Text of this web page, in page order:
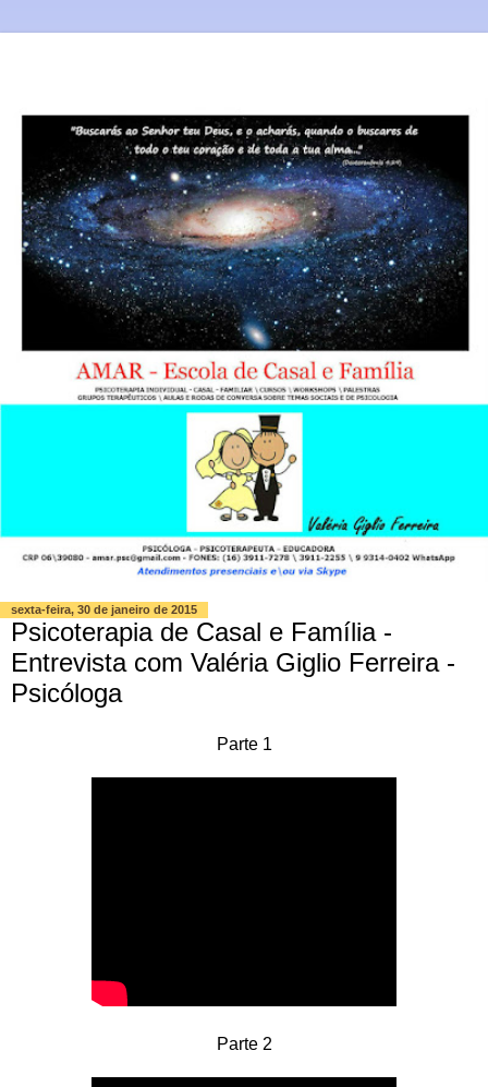
sexta-feira, 30 de janeiro de 2015
Psicoterapia de Casal e Família -
Entrevista com Valéria Giglio Ferreira -
Psicóloga
Parte 1
Parte 2